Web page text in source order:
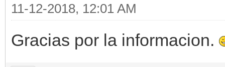
11-12-2018, 12:01 AM
Gracias por la informacion.